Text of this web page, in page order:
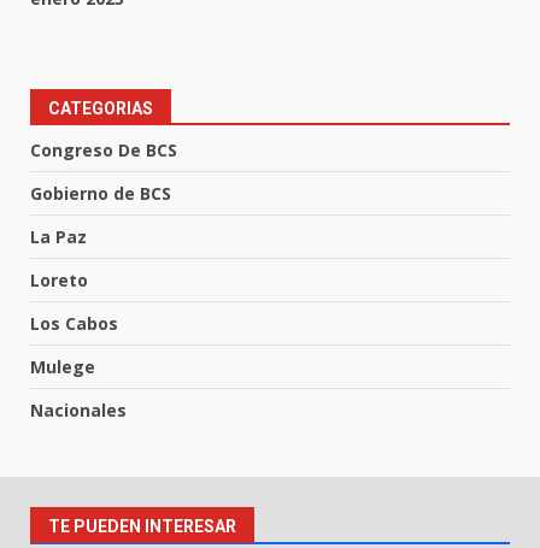
CATEGORIAS
Congreso De BCS
Gobierno de BCS
La Paz
Loreto
Los Cabos
Mulege
Nacionales
TE PUEDEN INTERESAR